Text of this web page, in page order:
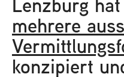
mehrere
konzipiert